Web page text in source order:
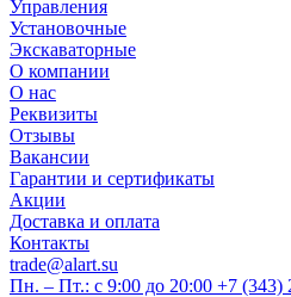
Управления
Установочные
Экскаваторные
О компании
О нас
Реквизиты
Отзывы
Вакансии
Гарантии и сертификаты
Акции
Доставка и оплата
Контакты
trade@alart.su
Пн. – Пт.: с 9:00 до 20:00 +7 (343)